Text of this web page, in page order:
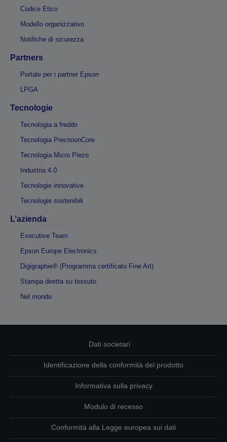
Codice Etico
Modello organizzativo
Notifiche di sicurezza
Partners
Portale per i partner Epson
LPGA
Tecnologie
Tecnologia a freddo
Tecnologia PrecisionCore
Tecnologia Micro Piezo
Industria 4.0
Tecnologie innovative
Tecnologie sostenibili
L’azienda
Executive Team
Epson Europe Electronics
Digigraphie® (Programma certificato Fine Art)
Stampa diretta su tessuto
Nel mondo
Dati societari
Identificazione della conformità del prodotto
Informativa sulla privacy
Modulo di recesso
Conformità alla Legge europea sui dati